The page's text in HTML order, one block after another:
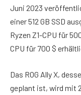
Juni 2023
einer 512 GB SSD
Ryzen Z1-CPU für
CPU für 700 $
Das ROG Ally X,
geplant ist, wird mit